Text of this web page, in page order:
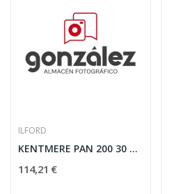
ILFORD
KENTMERE PAN 200 30 MTS
114,21 €